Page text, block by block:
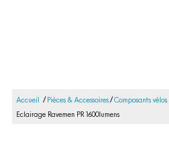
Accueil /Pièces & Accessoires/Composants vélos
Eclairage Ravemen PR 1600lumens